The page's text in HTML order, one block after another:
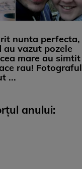
nunta perfecta,
au vazut pozele
mare au simtit
rau! Fotograful
...
anului: